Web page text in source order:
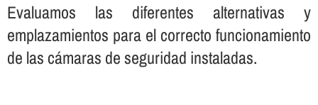
Evaluamos las diferentes alternativas y
emplazamientos para el correcto funcionamiento
de las cámaras de seguridad instaladas.